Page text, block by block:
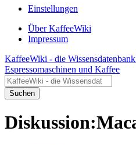
Einstellungen
Über KaffeeWiki
Impressum
KaffeeWiki - die
Espressomaschinen und Kaffee
Suchen